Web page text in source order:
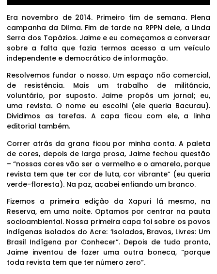
Era novembro de 2014. Primeiro fim de semana. Plena
campanha da Dilma. Fim de tarde na RPPN dele, a Linda
Serra dos Topázios. Jaime e eu começamos a conversar
sobre a falta que fazia termos acesso a um veículo
independente e democrático de informação.
Resolvemos fundar o nosso. Um espaço não comercial,
de resistência. Mais um trabalho de militância,
voluntário, por suposto. Jaime propôs um jornal; eu,
uma revista. O nome eu escolhi (ele queria Bacurau).
Dividimos as tarefas. A capa ficou com ele, a linha
editorial também.
Correr atrás da grana ficou por minha conta. A paleta
de cores, depois de larga prosa, Jaime fechou questão
– “nossas cores vão ser o vermelho e o amarelo, porque
revista tem que ter cor de luta, cor vibrante” (eu queria
verde-floresta). Na paz, acabei enfiando um branco.
Fizemos a primeira edição da Xapuri lá mesmo, na
Reserva, em uma noite. Optamos por centrar na pauta
socioambiental. Nossa primeira capa foi sobre os povos
indígenas isolados do Acre: ‘Isolados, Bravos, Livres: Um
Brasil Indígena por Conhecer”. Depois de tudo pronto,
Jaime inventou de fazer uma outra boneca, “porque
toda revista tem que ter número zero”.